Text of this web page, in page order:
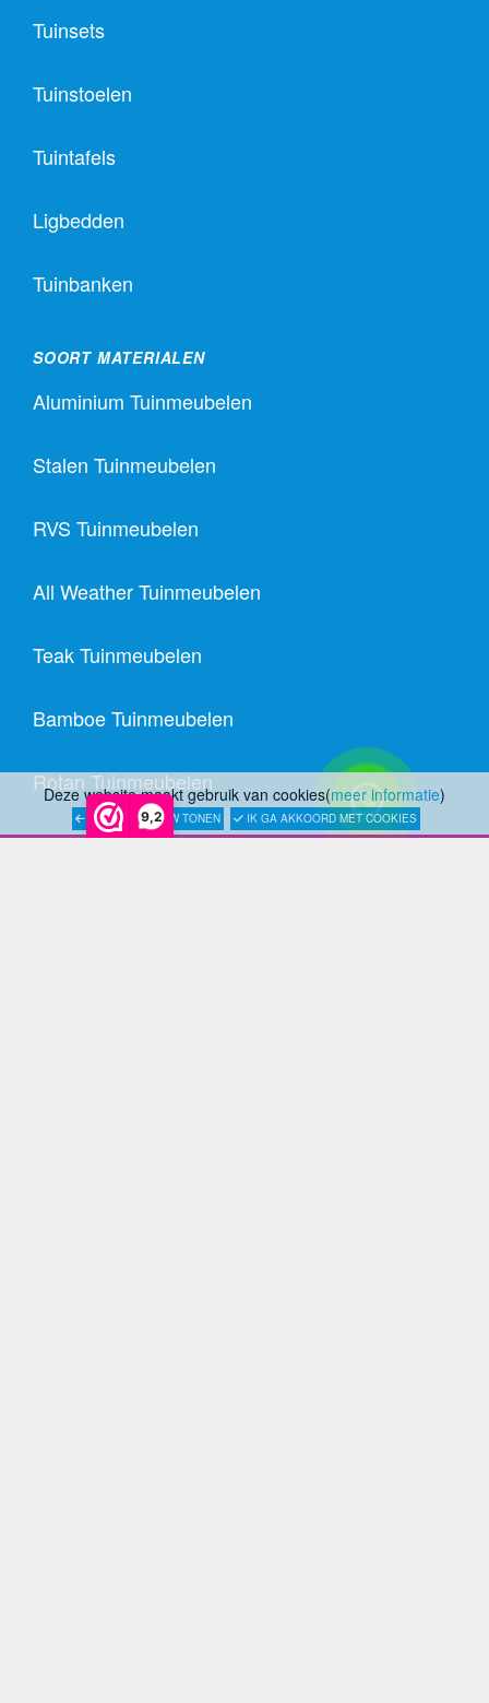
9,2
Deze website maakt gebruik van cookies(meer informatie)
LATER OPNIEUW TONEN IK GA AKKOORD MET COOKIES
Tuinsets
Tuinstoelen
Tuintafels
Ligbedden
Tuinbanken
SOORT MATERIALEN
Aluminium Tuinmeubelen
Stalen Tuinmeubelen
RVS Tuinmeubelen
All Weather Tuinmeubelen
Teak Tuinmeubelen
Bamboe Tuinmeubelen
Rotan Tuinmeubelen
Wicker Tuinmeubelen